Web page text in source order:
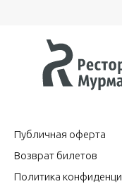
Публичная оферта
Возврат билетов
Политика